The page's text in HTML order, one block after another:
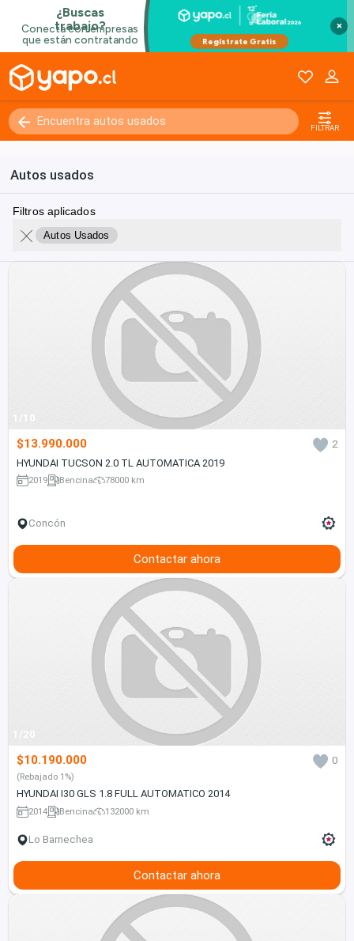
×
FILTRAR
Autos usados
Filtros aplicados
Autos Usados
1/10
$13.990.000
2
HYUNDAI TUCSON 2.0 TL AUTOMATICA 2019
2019 Bencina 78000 km
Concón
Contactar ahora
1/20
$10.190.000 0
(Rebajado 1%)
HYUNDAI I30 GLS 1.8 FULL AUTOMATICO 2014
2014 Bencina 132000 km
Lo Barnechea
Contactar ahora